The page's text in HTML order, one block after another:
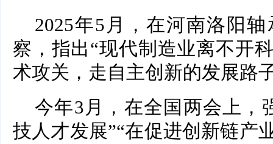
2025年5月，在河南洛阳
察，指出“现代制造业离不开
术攻关，走自主创新的发展路
今年3月，在全国两会上，
技人才发展”“在促进创新链产